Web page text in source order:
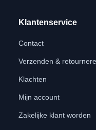
Klantenservice
Contact
Verzenden &
Klachten
Mijn account
Zakelijke klant worden